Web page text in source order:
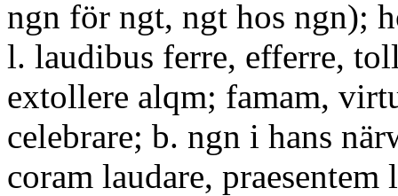
ngn för ngt, ngt hos ngn);
l. laudibus ferre, efferre,
extollere alqm; famam,
celebrare; b. ngn i hans
coram laudare, praesentem